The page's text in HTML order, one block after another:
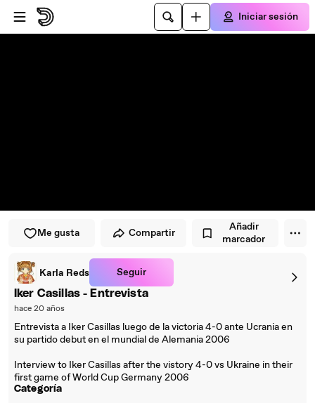
Saltar al reproductor
Saltar al contenido principal
Iniciar sesión
Me gusta Compartir
Añadir
marcador
Karla Reds Seguir
Iker Casillas - Entrevista
hace 20 años
Entrevista a Iker Casillas luego de la victoria 4-0 ante Ucrania en
su partido debut en el mundial de Alemania 2006
Interview to Iker Casillas after the vistory 4-0 vs Ukraine in their
first game of World Cup Germany 2006
Categoría